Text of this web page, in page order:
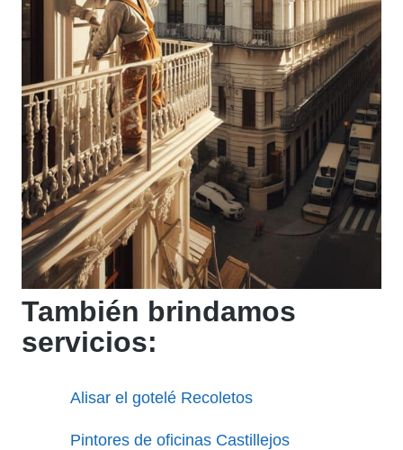
También brindamos
servicios:
Alisar el gotelé Recoletos
Pintores de oficinas Castillejos